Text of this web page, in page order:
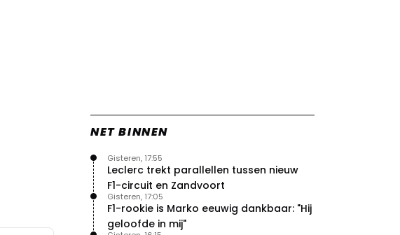
NET BINNEN
Leclerc trekt parallellen tussen nieuw
F1-circuit en Zandvoort
Gisteren, 17:55
F1-rookie is Marko eeuwig dankbaar: "Hij
geloofde in mij"
Gisteren, 17:05